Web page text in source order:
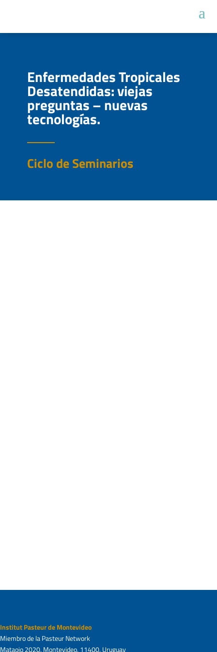
Enfermedades Tropicales
Desatendidas: viejas
preguntas – nuevas
tecnologías.
Ciclo de Seminarios
Institut Pasteur de Montevideo
Miembro de la Pasteur Network
Mataojo 2020, Montevideo, 11400, Uruguay